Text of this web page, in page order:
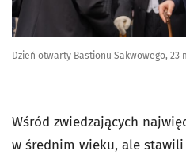
Dzień otwarty Bastionu Sakwowego, 23
Wśród zwiedzających
w średnim wieku, ale stawili